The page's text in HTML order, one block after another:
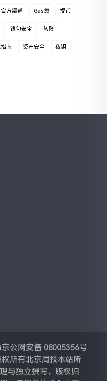
官方渠道 Gas费 提币
钱包安全 转账
南 资产安全 私钥
京公网安备 08005356号
所有北京周报本站所
与独立撰写，版权归